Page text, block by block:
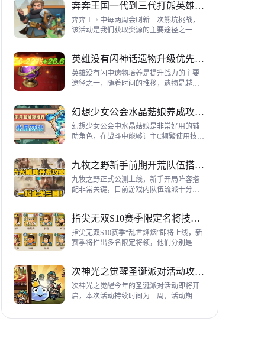
奔奔王国一代到三代打熊英雄推荐
奔奔王国中每两周会刷新一次熊坑挑战，
该活动是我们获取资源的主要途径之一，
到三代打熊英雄选择建议，各位参考一
下。
英雄没有闪神话遗物升级优先级指南
英雄没有闪中遗物培养是提升战力的主要
途径之一，随着时间的推移，遗物是越来
神话遗物升级优先级建议。
幻想少女公会水晶菇娘养成攻略详解
幻想少女公会中水晶菇娘是非常好用的辅
助角色，在战斗中能够让主C频繁使用技
成全方位指南，大家来看看吧。
九牧之野新手前期开荒队伍搭配指南
九牧之野正式公测上线，新手开局阵容搭
配非常关键，目前游戏内队伍流派十分丰
前期开荒阵容搭配详细攻略。
指尖无双S10赛季限定名将技能一览
指尖无双S10赛季“乱世烽烟”即将上线，新
赛季将推出多名限定将领，他们分别是：
了解一下吧。
次神光之觉醒圣诞派对活动攻略指南
次神光之觉醒今年的圣诞派对活动即将开
启，本次活动持续时间为一周，活动期间
来提升活动等级领取对应奖励，下面为大